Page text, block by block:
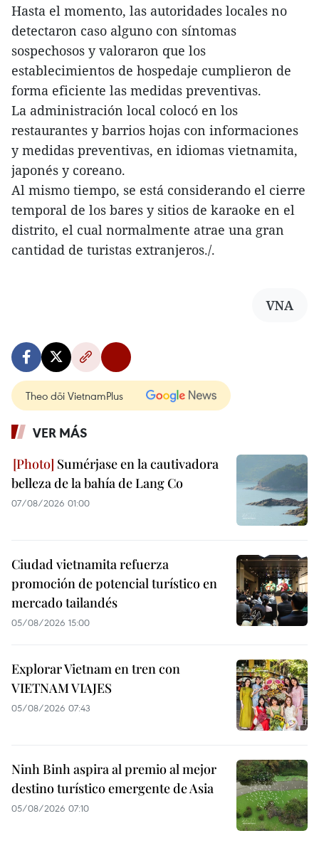
Hasta el momento, las autoridades locales no
detectaron caso alguno con síntomas
sospechosos y valoraron que los
establecimientos de hospedaje cumplieron de
forma eficiente las medidas preventivas.
La administración local colocó en los
restaurantes y barrios hojas con informaciones
y medidas preventivas, en idiomas vietnamita,
japonés y coreano.
Al mismo tiempo, se está considerando el cierre
temporal de los bares y sitios de karaoke en el
distrito, el cual normalmente atrae una gran
cantidad de turistas extranjeros./.
VNA
Theo dõi VietnamPlus
VER MÁS
Sumérjase en la cautivadora
belleza de la bahía de Lang Co
07/08/2026 01:00
Ciudad vietnamita refuerza
promoción de potencial turístico en
mercado tailandés
05/08/2026 15:00
Explorar Vietnam en tren con
VIETNAM VIAJES
05/08/2026 07:43
Ninh Binh aspira al premio al mejor
destino turístico emergente de Asia
05/08/2026 07:10